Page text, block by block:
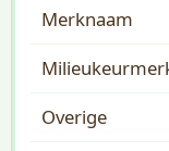
Merknaam
Overige